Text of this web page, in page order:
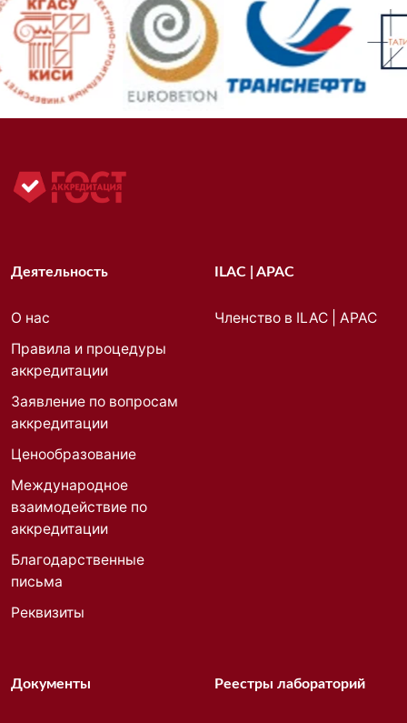
Деятельность
О нас
Правила и процедуры
аккредитации
Заявление по вопросам
аккредитации
Ценообразование
Международное
взаимодействие по
аккредитации
Благодарственные
письма
Реквизиты
ILAC | APAC
Членство в ILAC | APAC
Документы Реестры лабораторий